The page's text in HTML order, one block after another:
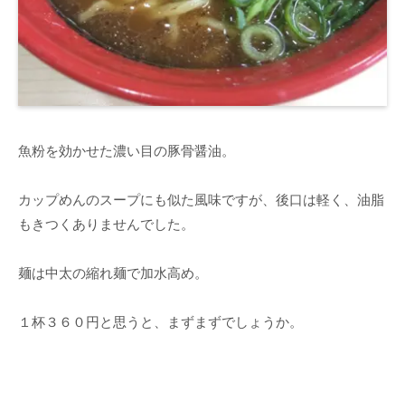
魚粉を効かせた濃い目の豚骨醤油。
カップめんのスープにも似た風味ですが、後口は軽く、油脂
もきつくありませんでした。
麺は中太の縮れ麺で加水高め。
１杯３６０円と思うと、まずまずでしょうか。